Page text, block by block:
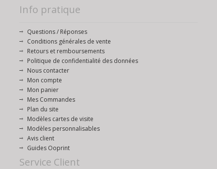
Info pratique
Questions / Réponses
Conditions générales de vente
Retours et remboursements
Politique de confidentialité des données
Nous contacter
Mon compte
Mon panier
Mes Commandes
Plan du site
Modèles cartes de visite
Modèles personnalisables
Avis client
Guides Ooprint
Service Client